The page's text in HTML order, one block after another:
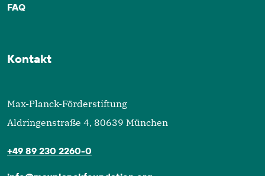
FAQ
Kontakt
Max-Planck-Förderstiftung
Aldringenstraße 4, 80639 München
+49 89 230 2260-0